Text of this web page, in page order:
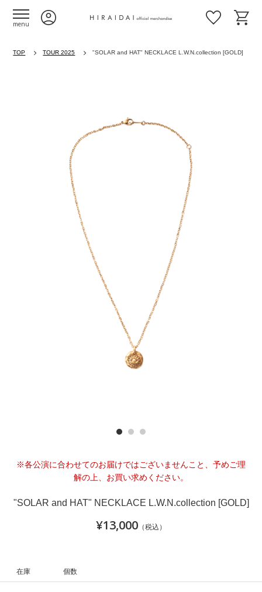
menu
TOP TOUR 2025 "SOLAR and HAT" NECKLACE L.W.N.collection [GOLD]
※各公演に合わせてのお届けではございませんこと、予めご理
解の上、お買い求めください。
"SOLAR and HAT" NECKLACE L.W.N.collection [GOLD]
¥13,000 （税込）
在庫 個数